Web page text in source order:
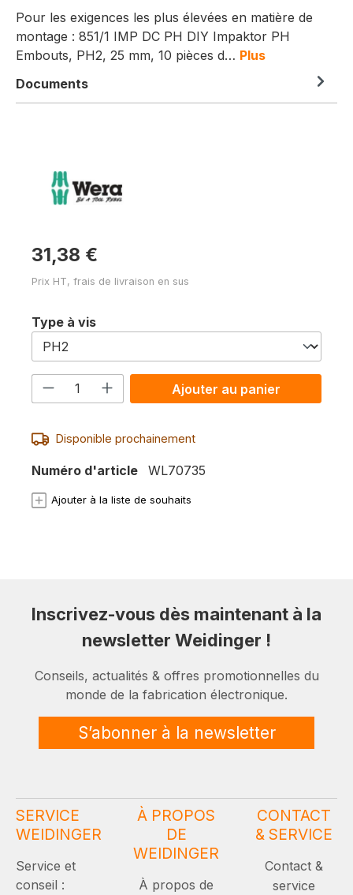
Pour les exigences les plus élevées en matière de
montage : 851/1 IMP DC PH DIY Impaktor PH
Embouts, PH2, 25 mm, 10 pièces d… Plus
Documents
31,38 €
Prix HT, frais de livraison en sus
Sélectionnez
Type à vis
Quantité de produit : Entrez la
Ajouter au panier
Disponible prochainement
Numéro d'article WL70735
Ajouter à la liste de souhaits
Inscrivez-vous dès maintenant à la
newsletter Weidinger !
Conseils, actualités & offres promotionnelles du
monde de la fabrication électronique.
S’abonner à la newsletter
SERVICE
WEIDINGER
Service et
conseil :
À PROPOS
DE
WEIDINGER
À propos de
CONTACT
& SERVICE
Contact &
service